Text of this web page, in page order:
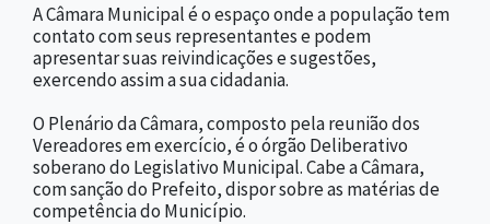
A Câmara Municipal é o espaço onde a população tem
contato com seus representantes e podem
apresentar suas reivindicações e sugestões,
exercendo assim a sua cidadania.
O Plenário da Câmara, composto pela reunião dos
Vereadores em exercício, é o órgão Deliberativo
soberano do Legislativo Municipal. Cabe a Câmara,
com sanção do Prefeito, dispor sobre as matérias de
competência do Município.